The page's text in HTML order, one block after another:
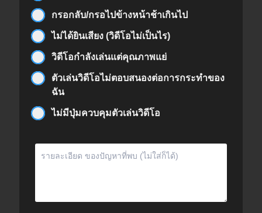
กรอกลับ/กรอไปข้างหน้าช้าเกินไป
ไม่ได้ยินเสียง (วิดีโอไม่เป็นไร)
วิดีโอกำลังเล่นแต่คุณภาพแย่
ตัวเล่นวิดีโอไม่ตอบสนองต่อการกระทำของ
ฉัน
ไม่มีปุ่มควบคุมตัวเล่นวิดีโอ